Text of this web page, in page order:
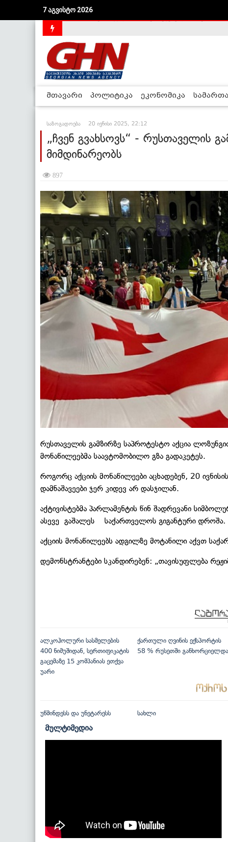
7 აგვისტო 2026
მთავარი პოლიტიკა ეკონომიკა
საზოგადოება 20 ივნისი 2025, 22:12
„ჩვენ გვახსოვს“ - რუსთაველის
მიმდინარეობს
897
რუსთაველის გამზირზე საპროტესტო აქცია
მონაწილეებმა საავტომობილო გზა გადაკეტეს.
როგორც აქციის მონაწილეები აცხადებენ, 20
დამნაშავეები ჯერ კიდევ არ დასჯილან.
აქტივისტებმა პარლამენტის წინ შადრევანი
ასევე გაშალეს საქართველოს გიგანტური დროშა.
აქციის მონაწილეებს ადგილზე მოტანილი აქვთ
დემონსტრანტები სკანდირებენ: „თავისუფლება
ალკოჰოლური სასმელების
400 ნიმუშიდან, სერთიფიკატის
გაცემაზე 15 კომპანიას ეთქვა
უარი
ქართული ღვინის ექსპორტის
58 % რუსეთში განხორციელდა
უწმინდესს და უნეტარესს სახლი
მულტიმედია